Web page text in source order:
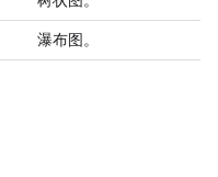
瀑布图。